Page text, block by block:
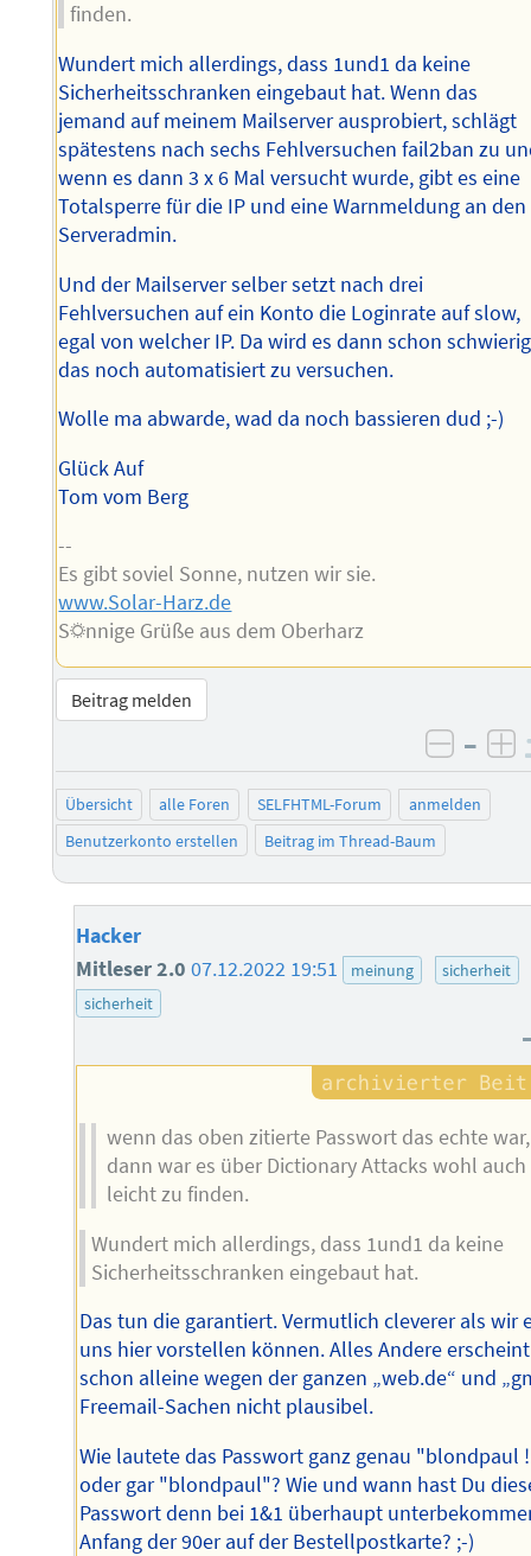
finden.
Wundert mich allerdings, dass 1und1 da keine
Sicherheitsschranken eingebaut hat. Wenn das
jemand auf meinem Mailserver ausprobiert, schlägt
spätestens nach sechs Fehlversuchen fail2ban zu
wenn es dann 3 x 6 Mal versucht wurde, gibt es eine
Totalsperre für die IP und eine Warnmeldung an den
Serveradmin.
Und der Mailserver selber setzt nach drei
Fehlversuchen auf ein Konto die Loginrate auf slow,
egal von welcher IP. Da wird es dann schon
das noch automatisiert zu versuchen.
Wolle ma abwarde, wad da noch bassieren dud ;-)
Glück Auf
Tom vom Berg
--
Es gibt soviel Sonne, nutzen wir sie.
www.Solar-Harz.de
S☼nnige Grüße aus dem Oberharz
Beitrag melden
–
Übersicht alle Foren SELFHTML-Forum
anmelden
Benutzerkonto erstellen
Beitrag im Thread-Baum
Hacker
Mitleser 2.007.12.2022 19:51 meinung
sicherheit
sicherheit
wenn das oben zitierte Passwort das echte war,
dann war es über Dictionary Attacks wohl auch
leicht zu finden.
Wundert mich allerdings, dass 1und1 da keine
Sicherheitsschranken eingebaut hat.
Das tun die garantiert. Vermutlich cleverer als wir
uns hier vorstellen können. Alles Andere erscheint
schon alleine wegen der ganzen „web.de“ und
Freemail-Sachen nicht plausibel.
Wie lautete das Passwort ganz genau "blondpaul
oder gar "blondpaul"? Wie und wann hast Du
Passwort denn bei 1&1 überhaupt
Anfang der 90er auf der Bestellpostkarte? ;-)